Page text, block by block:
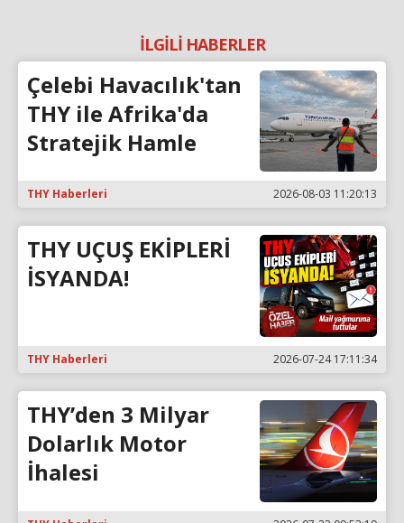
İLGİLİ HABERLER
Çelebi Havacılık'tan
THY ile Afrika'da
Stratejik Hamle
THY Haberleri 2026-08-03 11:20:13
THY UÇUŞ EKİPLERİ
İSYANDA!
THY Haberleri 2026-07-24 17:11:34
THY’den 3 Milyar
Dolarlık Motor
İhalesi